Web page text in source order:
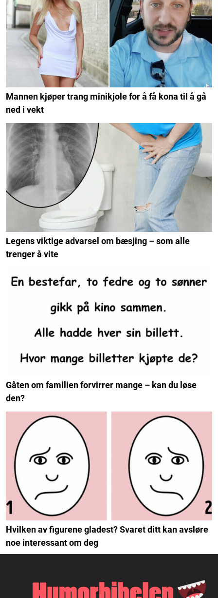
Mannen kjøper trang minikjole for å få kona til å gå
ned i vekt
Legens viktige advarsel om bæsjing – som alle
trenger å vite
Gåten om familien forvirrer mange – kan du løse
den?
Hvilken av figurene gladest? Svaret ditt kan avsløre
noe interessant om deg